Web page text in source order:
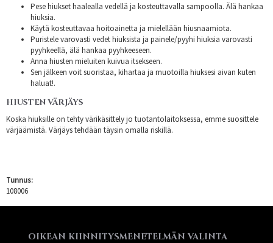
Pese hiukset haalealla vedellä ja kosteuttavalla sampoolla. Älä hankaa
hiuksia.
Käytä kosteuttavaa hoitoainetta ja mielellään hiusnaamiota.
Puristele varovasti vedet hiuksista ja painele/pyyhi hiuksia varovasti
pyyhkeellä, älä hankaa pyyhkeeseen.
Anna hiusten mieluiten kuivua itsekseen.
Sen jälkeen voit suoristaa, kihartaa ja muotoilla hiuksesi aivan kuten
haluat!.
HIUSTEN VÄRJÄYS
Koska hiuksille on tehty värikäsittely jo tuotantolaitoksessa, emme suosittele
värjäämistä. Värjäys tehdään täysin omalla riskillä.
Tunnus:
108006
OIKEAN KIINNITYSMENETELMÄN VALINTA